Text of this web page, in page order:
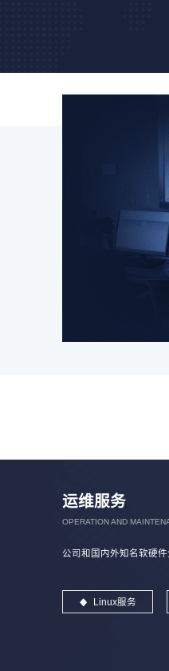
运维服务
OPERATION AND
公司和国内外知名软硬
Linux服务